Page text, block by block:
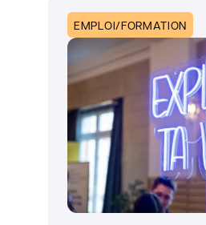
EMPLOI/FORMATION